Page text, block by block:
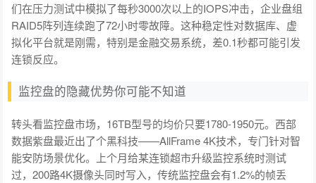
们在压力测试中模拟了每秒3000次以上的IOPS冲击，企业盘组
RAID5阵列连续跑了72小时零故障。这种稳定性对数据库、虚
拟化平台就是刚需，特别是金融交易系统，差0.1秒都可能引发
连锁反应。
监控盘的隐藏优势你可能不知道
转头看监控盘市场，16TB型号的均价只要1780-1950元。西部
数据紫盘最近出了个黑科技——AllFrame 4K技术，专门针对智
能安防场景优化。上个月给某连锁超市升级监控系统时测试
过，200路4K摄像头同时写入，传统监控盘会有1.2%的帧丢